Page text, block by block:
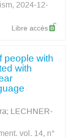
2024-12-
Libre accès
people with
with
; LECHNER-
vol. 14, n°